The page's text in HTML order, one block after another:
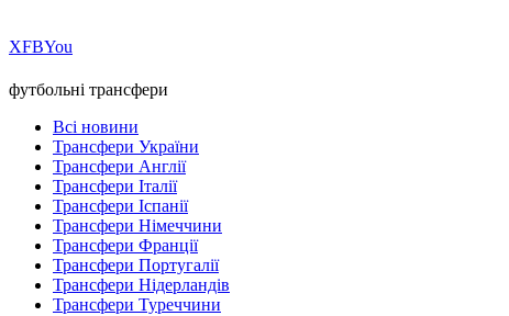
ХFBYou
футбольні трансфери
Всі новини
Трансфери України
Трансфери Англії
Трансфери Італії
Трансфери Іспанії
Трансфери Німеччини
Трансфери Франції
Трансфери Португалії
Трансфери Нідерландів
Трансфери Туреччини